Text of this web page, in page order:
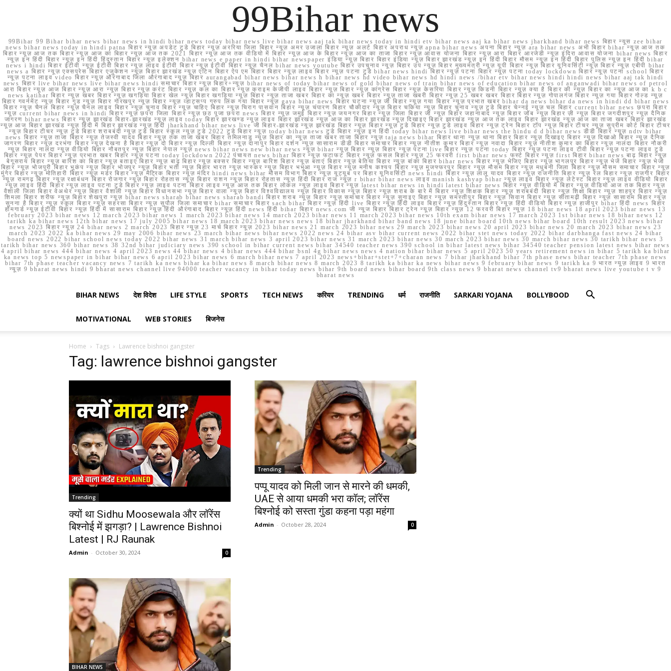
99Bihar news
99Bihar 99 Bihar bihar news bihar news in hindi bihar news today bihar news live bihar news aaj tak bihar news today in hindi etv bihar news aaj ka bihar news jharkhand bihar news बिहार न्यूस zee bihar
news bihar news today in hindi patna बिहार न्यूज़ अपडेट टुडे बिहार न्यूज़ अररिया जिला बिहार न्यूज़ अमर उजाला बिहार न्यूज़ अलर्ट बिहार अपराध न्यूज़ apna bihar news अपना बिहार न्यूज़ ara bihar news अभी बिहार bihar न्यूज़ आज तक
बिहार न्यूज़ आज तक बिहार न्यूज़ आज का बिहार न्यूज़ आज तक 2021 बिहार न्यूज़ आज तक वीडियो में बिहार न्यूज़ आज के बिहार न्यूज़ आज का ताजा बिहार न्यूज़ आवास योजना बिहार न्यूज़ आरा बिहार आरजेडी न्यूज़ इंदिरा आवास योजना bihar news बिहार
न्यूज़ इन हिंदी बिहार न्यूज़ इन हिंदी हिंदुस्तान बिहार न्यूज़ इलेक्शन bihar news e paper in hindi bihar newspaper इंडिया न्यूज़ बिहार बिहार इंडिया न्यूज़ बिहार झारखंड न्यूज़ इन हिंदी बिहार मौसम न्यूज़ इन हिंदी बिहार पुलिस न्यूज़ इन हिंदी bihar
news i hindi बिहार ईटीवी न्यूज़ ईटीवी बिहार न्यूज़ लाइव ईटीवी बिहार न्यूज़ ईटीवी बिहार न्यूज़ चैनल bihar news youtube बिहार उपचुनाव न्यूज़ बिहार उप न्यूज़ बिहार मुख्यमंत्री न्यूज़ यूपी बिहार न्यूज़ बिहार यूनिवर्सिटी न्यूज़ बिहार न्यूज़ एबीपी bihar
news a बिहार न्यूज़ एक्सप्रेस बिहार एजुकेशन न्यूज़ बिहार झारखंड न्यूज़ एटिन बिहार ऐप एम बिहार बिहार न्यूज़ लाइव बिहार न्यूज़ पटना टुडे bihar news hindi बिहार न्यूज़ पटना बिहार न्यूज़ पटना today lockdown बिहार न्यूज़ पटना school बिहार
न्यूज़ पटना लाइव video बिहार न्यूज़ औरंगाबाद जिला औरंगाबाद न्यूज़ बिहार aurangabad bihar news bihar news h bihar news hd video bihar news hd hindi news /bihar etv bihar news hindi hindi news bihar aaj tak hindi
news बिहार live bihar news live bihar news hindi समाचार बिहार न्यूज़ बिहार+न्यूज़ bihar news of today bihar news of gold bihar news of train bihar news of education bihar news of anganwadi bihar news of petrol
आरा बिहार न्यूज़ आज बिहार न्यूज़ आरा न्यूज़ बिहार न्यूज़ करंट बिहार न्यूज़ कल का बिहार न्यूज़ क्राइम केजीपी लाइव बिहार न्यूज़ बिहार न्यूज़ कांग्रेस बिहार न्यूज़ केसरिया बिहार न्यूज़ किडनी बिहार न्यूज़ क्या है बिहार की न्यूज़ बिहार का न्यूज़ आज का k b c
news katihar बिहार न्यूज़ खबर बिहार न्यूज़ खगड़िया बिहार खेल न्यूज़ बिहार खगड़िया न्यूज़ बिहार न्यूज़ ताजा खबर बिहार का न्यूज़ खबर बिहार न्यूज़ ताजा खबरी बिहार न्यूज़ 25 खबर खबर बिहार बिहार न्यूज़ गोपालगंज बिहार न्यूज़ गया बिहार गोल्ड न्यूज़
बिहार गवर्नमेंट न्यूज़ बिहार गुड न्यूज़ बिहार गोरखपुर न्यूज़ बिहार न्यूज़ व्हाट्सप्प ग्रुप लिंक गया बिहार न्यूज़ gaya bihar news बिहार घटना न्यूज़ जी बिहार न्यूज़ गया बिहार न्यूज़ प्रभात खबर bihar da news bihar da news in hindi dd bihar news
बिहार न्यूज़ चैनल बिहार न्यूज़ चैनल लाइव बिहार न्यूज़ चुनाव बिहार न्यूज़ चाहिए बिहार न्यूज़ चिराग पासवान बिहार न्यूज़ चंपारण बिहार चौकीदार न्यूज़ बिहार चकिया न्यूज़ बिहार चुनाव न्यूज़ टुडे बिहार चेन्नई न्यूज़ चल बिहार current bihar news छपरा बिहार
न्यूज़ current bihar news in hindi बिहार न्यूज़ छपरा जिला बिहार न्यूज़ छठ पूजा छपरा news बिहार न्यूज़ जमुई बिहार न्यूज़ जयनगर बिहार न्यूज़ जिला बिहार जी न्यूज़ बिहार जहानाबाद न्यूज़ बिहार जॉब न्यूज़ बिहार ज़ी न्यूज़ बिहार जगदीशपुर न्यूज़ दैनिक
जागरण bihar news बिहार न्यूज़ झारखंड बिहार-झारखंड न्यूज़ लाइव today बिहार झारखण्ड न्यूज़ लाइव बिहार झारखंड न्यूज़ आज का बिहार झारखंड न्यूज़ दिखाइए बिहार झारखंड न्यूज़ आज तक लाइव बिहार झारखंड न्यूज़ आज का ताजा खबर बिहार झारखंड
न्यूज़ आज बिहार झारखंड न्यूज़ हिंदी में बिहार झारखंड न्यूज़ हिंदी jharkhand bihar news live जी बिहार-झारखंड न्यूज़ झारखंड बिहार न्यूज़ बिहार न्यूज़ टुडे बिहार न्यूज़ टुडे लाइव बिहार न्यूज़ ट्रेन बिहार टॉप न्यूज़ बिहार टीचर न्यूज़ सुप्रीम कोर्ट बिहार टीचर
न्यूज़ बिहार टीचर न्यूज़ टुडे बिहार शराबबंदी न्यूज़ टुडे बिहार स्कूल न्यूज़ टुडे 2022 टुडे बिहार न्यूज़ today bihar news टुडे बिहार न्यूज़ इन हिंदी today bihar news live bihar news the hindu d d bihar news डीडी बिहार न्यूज़ ndtv bihar
news बिहार न्यूज़ ताजा बिहार न्यूज़ तेजस्वी यादव बिहार न्यूज़ तक ताजा खबर बिहार तमिलनाडु न्यूज़ बिहार का न्यूज़ ताजा खबर ताजा बिहार न्यूज़ taja news bihar बिहार थाना न्यूज़ थाना बिहार बिहार न्यूज़ दिखाइए बिहार न्यूज़ दिखाओ बिहार न्यूज़ दैनिक
जागरण बिहार न्यूज़ दरभंगा बिहार न्यूज़ देखना है बिहार न्यूज़ दो बिहार न्यूज़ दिल्ली बिहार न्यूज़ दानापुर बिहार दर्शन न्यूज़ सासाराम डीडी बिहार समाचार बिहार न्यूज़ नीतीश कुमार बिहार न्यूज़ नवादा बिहार न्यूज़ नीतीश कुमार का बिहार न्यूज़ नालंदा बिहार नौकरी
न्यूज़ बिहार नालंदा न्यूज़ वीडियो बिहार नौबतपुर न्यूज़ बिहार नेपाल न्यूज़ news bihar news new bihar news न्यूज़ bihar न्यूज़ बिहार न्यूज़ बिहार न्यूज़ पटना live बिहार न्यूज़ पटना today बिहार न्यूज़ पटना लाइव टीवी बिहार न्यूज़ पटना लाइव टुडे
बिहार न्यूज़ पेपर बिहार न्यूज़ प्रभात खबर बिहार न्यूज़ पटना today lockdown 2022 पंचायत news bihar बिहार न्यूज़ फटाफट बिहार न्यूज़ फसल बिहार न्यूज़ 25 फरवरी first bihar news फर्स्ट बिहार न्यूज़ first बिहार bihar news बाढ़ बिहार न्यूज़
बेगूसराय बिहार न्यूज़ बारिश का बिहार न्यूज़ बताइए बिहार न्यूज़ बाढ़ बिहार न्यूज़ बक्सर बिहार न्यूज़ बारिश बिहार न्यूज़ बताएं बिहार न्यूज़ बेतिया बिहार न्यूज़ बांका बिहार bihar news बिहार न्यूज़ भेजिए बिहार न्यूज़ भागलपुर बिहार न्यूज़ भेजें बिहार न्यूज़ भेजो
बिहार न्यूज़ भोजपुरी बिहार भूकंप न्यूज़ बिहार भोजपुर न्यूज़ बिहार भर्ती न्यूज़ बिहार भारत न्यूज़ भास्कर न्यूज़ बिहार भभुआ न्यूज़ बिहार न्यूज़ मनीष कश्यप बिहार न्यूज़ मुजफ्फरपुर बिहार न्यूज़ मौसम बिहार न्यूज़ मधुबनी जिला बिहार न्यूज़ मौसम समाचार बिहार न्यूज़
मुंगेर बिहार न्यूज़ मोतिहारी बिहार न्यूज़ मर्डर बिहार न्यूज़ मैट्रिक बिहार न्यूज़ मंदिर hindi news bihar मौसम विभाग बिहार न्यूज़ यूट्यूब पर बिहार यूनिवर्सिटी news hindi बिहार न्यूज़ लालू यादव बिहार न्यूज़ राजनीति बिहार न्यूज़ रेल बिहार न्यूज़ राजगीर बिहार
न्यूज़ रामगढ़ बिहार न्यूज़ रक्षाबंधन बिहार रोजगार न्यूज़ बिहार रोहतास न्यूज़ बिहार राशन न्यूज़ बिहार रोहतास न्यूज़ हिंदी बिहार राज न्यूज़ r bihar bihar news लाइव manish kashyap bihar न्यूज़ लाइव बिहार न्यूज़ लेटेस्ट बिहार न्यूज़ लाइव वीडियो बिहार
न्यूज़ लाइव हिंदी बिहार न्यूज़ लाइव पटना टुडे बिहार न्यूज़ लाइव पटना बिहार लाइव न्यूज़ आज तक बिहार लोकल न्यूज़ लाइव बिहार न्यूज़ latest bihar news in hindi latest bihar news बिहार न्यूज़ वीडियो में बिहार न्यूज़ वीडियो आज तक बिहार न्यूज़
वैशाली जिला बिहार वेअथेर न्यूज़ बिहार वैशाली न्यूज़ बिहार विधानसभा न्यूज़ बिहार वाला न्यूज़ बिहार विश्वविद्यालय न्यूज़ बिहार विकास न्यूज़ बिहार न्यूज़ शराब के बारे में बिहार न्यूज़ शिक्षक बिहार न्यूज़ शराबबंदी बिहार न्यूज़ शिक्षा बिहार न्यूज़ शाहपुर बिहार न्यूज़
शिमला बिहार शरीफ न्यूज़ बिहार शेखपुरा न्यूज़ bihar news sharab bihar news sharab bandi बिहार शराब न्यूज़ बिहार न्यूज़ समाचार बिहार न्यूज़ सुनाइए बिहार न्यूज़ समस्तीपुर बिहार न्यूज़ सिवान बिहार न्यूज़ सीतामढ़ी बिहार न्यूज़ सासाराम बिहार न्यूज़
सुनना है बिहार न्यूज़ स्कूल बिहार न्यूज़ सहरसा बिहार न्यूज़ सुपौल जिला समाचार bihar समाचार बिहार sach bihar बिहार न्यूज़ हिंदी live बिहार न्यूज़ हिंदी लाइव बिहार न्यूज़ हिंदुस्तान बिहार न्यूज़ हिंदी वीडियो बिहार न्यूज़ हाजीपुर bihar हिंदी news बिहार
होमगार्ड न्यूज़ ईटीवी बिहार न्यूज़ हिंदी में सासाराम बिहार न्यूज़ हिंदी औरंगाबाद बिहार न्यूज़ हिंदी news हिंदी bihar बिहार news.com जी न्यूज बिहार बिहार ट्रेन न्यूज़ बिहार न्यूज़ 12 फरवरी बिहार न्यूज़ 18 bihar news 18 april 2023 bihar news 13
february 2023 bihar news 12 march 2023 bihar news 1 march 2023 bihar news 14 march 2023 bihar news 11 march 2023 bihar news 10th exam bihar news 17 march 2023 1st bihar news 18 bihar news 12
tarikh ka bihar news 12th bihar news 17 july 2005 bihar news 18 march 2023 bihar news news 18 bihar jharkhand bihar band news 18 june bihar board 10th news bihar board 10th result 2023 news bihar
news 2023 बिहार न्यूज़ 24 bihar news 2 march 2023 बिहार न्यूज़ 23 मार्च बिहार न्यूज़ 2023 bihar news 21 march 2023 bihar news 29 march 2023 bihar news 20 april 2023 bihar news 20 march 2023 bihar news 23
march 2023 2022 ka bihar news 29 may 2006 bihar news 23 march bihar news bihar news 2022 news 24 bihar asv bihar current news 2022 bihar stet news today 2022 bihar darbhanga fast news 24 bihar
board news 2022 bihar school news today 2022 bihar news 31 march bihar news 3 april 2023 bihar news 31 march 2023 bihar news 30 march 2023 bihar news 30 march bihar news 30 tarikh bihar news 3
tarikh bihar news 360 bihar news 38 32nd bihar judiciary news 390 school in bihar current news bihar 34540 teacher news 390 school in bihar latest news bihar 34540 teacher pension latest news bihar news
4 april bihar news 444 bihar news 4 april 2023 news 44 bihar news 4 bihar news 444 bihar bsnl 4g bihar news news 4 nation bihar bihar news 5 april 2023 50 years retirement news in bihar 5 tarikh ka bihar
ka news top 5 newspaper in bihar bihar news 6 april 2023 bihar news 6 march bihar news 7 april 2023 news+bihar+stet+7+charan news 7 bihar jharkhand bihar 7th phase news bihar teacher 7th phase news
bihar 7th phase teacher vacancy news 7 tarikh ka news bihar ka bihar news 8 march bihar news 8 march 2023 8 tarikh ka bihar ka news bihar news 9 february bihar news 9 tarikh ka 9 भारत न्यूज़ लाइव 9 भारत
न्यूज़ 9 bharat news hindi 9 bharat news channel live 94000 teacher vacancy in bihar today news bihar 9th board news bihar board 9th class news 9 bharat news channel tv9 bharat news live youtube t v 9
bharat news
BIHAR NEWS देश विदेश LIFE STYLE SPORTS TECH NEWS करियर TRENDING धर्म राजनीति SARKARI YOJANA BOLLYBOOD
MOTIVATIONAL WEB STORIES बिजनेस
Home Tags Lawrence bishnoi gangster
Tag: lawrence bishnoi gangster
Trending
क्यों था Sidhu Moosewala और लॉरेंस
बिश्नोई में झगड़ा? | Lawrence Bishnoi
Latest | RJ Raunak
Admin - October 30, 2024 0
Trending
पप्पू यादव को मिली जान से मारने की धमकी,
UAE से आया धमकी भरा कॉल; लॉरेंस
बिश्नोई को सस्ता गुंडा कहना पड़ा महंगा
Admin - October 28, 2024 0
BIHAR NEWS